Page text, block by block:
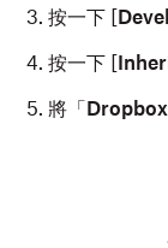
按一下 [
按一下 [
將「Dropbox